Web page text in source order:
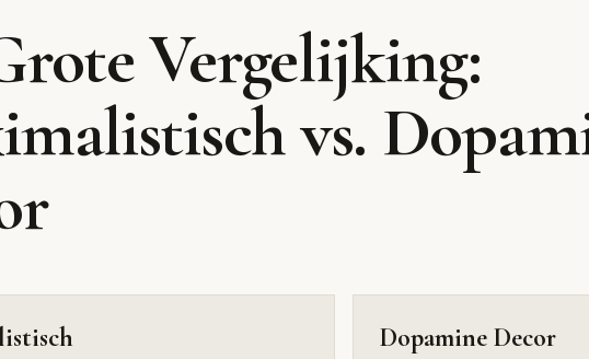
Vergelijking:
vs.
Dopamine Decor